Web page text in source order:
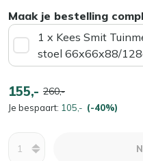
Maak je bestelling
1 x Kees Smit
stoel 66x66x88/
155,- 260,-
Je bespaart: 105,- (-40%)